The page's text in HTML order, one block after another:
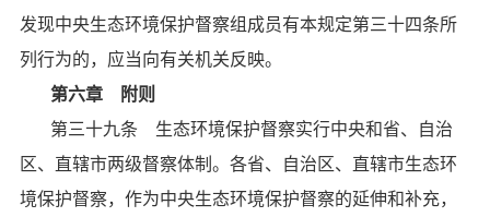
发现中央生态环境保护督察组成员有本规定第三十四条所
列行为的，应当向有关机关反映。
第六章 附则
第三十九条 生态环境保护督察实行中央和省、自治
区、直辖市两级督察体制。各省、自治区、直辖市生态环
境保护督察，作为中央生态环境保护督察的延伸和补充，